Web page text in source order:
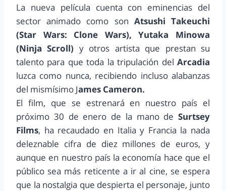
La nueva película cuenta con eminencias del
sector animado como son Atsushi Takeuchi
(Star Wars: Clone Wars), Yutaka Minowa
(Ninja Scroll) y otros artista que prestan su
talento para que toda la tripulación del Arcadia
luzca como nunca, recibiendo incluso alabanzas
del mismísimo James Cameron.
El film, que se estrenará en nuestro país el
próximo 30 de enero de la mano de Surtsey
Films, ha recaudado en Italia y Francia la nada
deleznable cifra de diez millones de euros, y
aunque en nuestro país la economía hace que el
público sea más reticente a ir al cine, se espera
que la nostalgia que despierta el personaje, junto